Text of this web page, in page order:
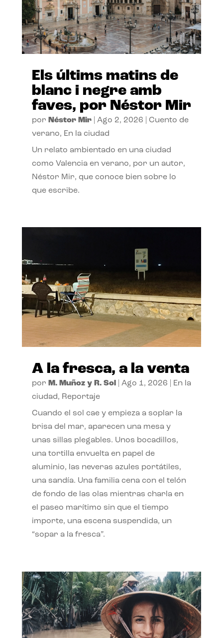
Els últims matins de
blanc i negre amb
faves, por Néstor Mir
por Néstor Mir| Ago 2, 2026
Cuento de
verano, En la ciudad
Un relato ambientado en una ciudad
como Valencia en verano, por un autor,
Néstor Mir, que conoce bien sobre lo
que escribe.
A la fresca, a la venta
por M. Muñoz y R. Sol| Ago 1, 2026
En la
ciudad, Reportaje
Cuando el sol cae y empieza a soplar la
brisa del mar, aparecen una mesa y
unas sillas plegables. Unos bocadillos,
una tortilla envuelta en papel de
aluminio, las neveras azules portátiles,
una sandía. Una familia cena con el telón
de fondo de las olas mientras charla en
el paseo marítimo sin que el tiempo
importe, una escena suspendida, un
“sopar a la fresca”.